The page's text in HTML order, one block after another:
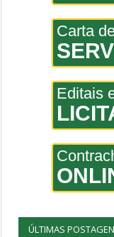
Carta
Editais
ÚLTIMAS